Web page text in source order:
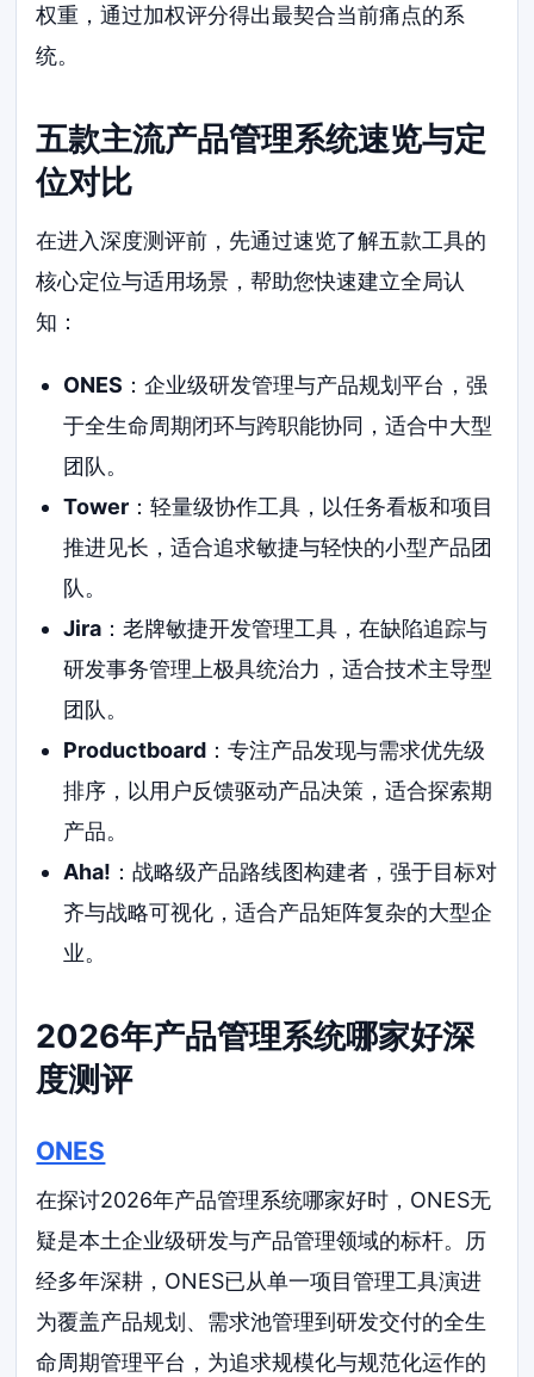
权重，通过加权评分得出最契合当前痛点的系
统。
五款主流产品管理系统速览与定
位对比
在进入深度测评前，先通过速览了解五款工具的
核心定位与适用场景，帮助您快速建立全局认
知：
ONES ：企业级研发管理与产品规划平台，强
于全生命周期闭环与跨职能协同，适合中大型
团队。
Tower：轻量级协作工具，以任务看板和项目
推进见长，适合追求敏捷与轻快的小型产品团
队。
Jira：老牌敏捷开发管理工具，在缺陷追踪与
研发事务管理上极具统治力，适合技术主导型
团队。
Productboard：专注产品发现与需求优先级
排序，以用户反馈驱动产品决策，适合探索期
产品。
Aha! ：战略级产品路线图构建者，强于目标对
齐与战略可视化，适合产品矩阵复杂的大型企
业。
2026年产品管理系统哪家好深
度测评
ONES
在探讨2026年产品管理系统哪家好时，ONES无
疑是本土企业级研发与产品管理领域的标杆。历
经多年深耕，ONES已从单一项目管理工具演进
为覆盖产品规划、需求池管理到研发交付的全生
命周期管理平台，为追求规模化与规范化运作的